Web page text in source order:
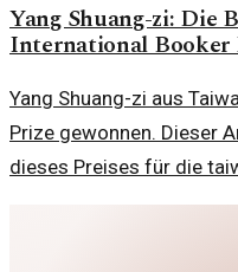
Yang Shuang-zi: Die
International Booker
Yang Shuang-zi aus
Prize gewonnen. Dieser
dieses Preises für die